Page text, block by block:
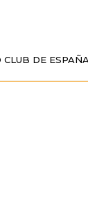
CLUB DE ESPAÑA